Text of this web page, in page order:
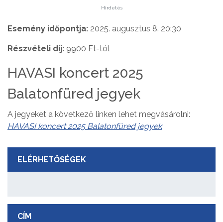
Hirdetés
Esemény időpontja: 2025. augusztus 8. 20:30
Részvételi díj: 9900 Ft-tól
HAVASI koncert 2025
Balatonfüred jegyek
A jegyeket a következő linken lehet megvásárolni:
HAVASI koncert 2025 Balatonfüred jegyek
ELÉRHETŐSÉGEK
CÍM